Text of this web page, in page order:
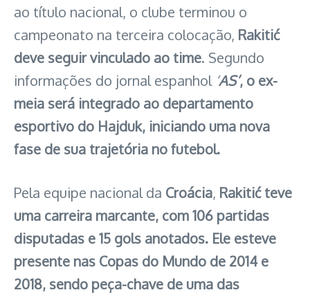
ao título nacional, o clube terminou o
campeonato na terceira colocação, Rakitić
deve seguir vinculado ao time. Segundo
informações do jornal espanhol ‘AS’, o ex-
meia será integrado ao departamento
esportivo do Hajduk, iniciando uma nova
fase de sua trajetória no futebol.
Pela equipe nacional da Croácia, Rakitić teve
uma carreira marcante, com 106 partidas
disputadas e 15 gols anotados. Ele esteve
presente nas Copas do Mundo de 2014 e
2018, sendo peça-chave de uma das